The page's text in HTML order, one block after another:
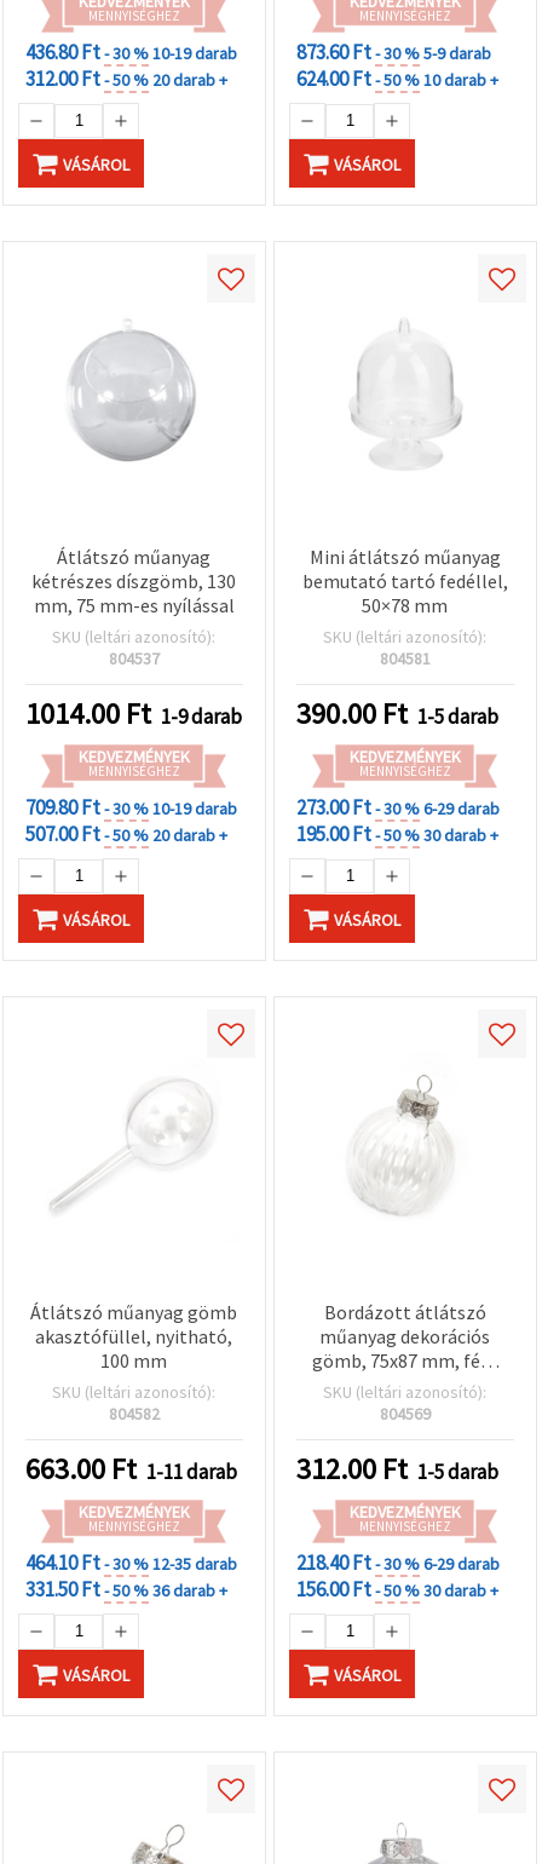
MENNYISÉGHEZ
436.80 Ft- 30 %10-19 darab
312.00 Ft- 50 % 20 darab +
VÁSÁROL
MENNYISÉGHEZ
873.60 Ft- 30 %5-9 darab
624.00 Ft- 50 %10 darab +
VÁSÁROL
Átlátszó műanyag
kétrészes díszgömb, 130
mm, 75 mm-es nyílással
SKU (leltári azonosító):
804537
1014.00 Ft 1-9 darab
KEDVEZMÉNYEK
MENNYISÉGHEZ
709.80 Ft- 30 %10-19 darab
507.00 Ft- 50 % 20 darab +
VÁSÁROL
Mini átlátszó műanyag
bemutató tartó fedéllel,
50×78 mm
SKU (leltári azonosító):
804581
390.00 Ft 1-5 darab
KEDVEZMÉNYEK
MENNYISÉGHEZ
273.00 Ft- 30 %6-29 darab
195.00 Ft- 50 %30 darab +
VÁSÁROL
Átlátszó műanyag gömb
akasztófüllel, nyitható,
100 mm
SKU (leltári azonosító):
804582
663.00 Ft 1-11 darab
KEDVEZMÉNYEK
MENNYISÉGHEZ
464.10 Ft- 30 %12-35 darab
331.50 Ft- 50 %36 darab +
VÁSÁROL
Bordázott átlátszó
műanyag dekorációs
gömb, 75x87 mm, fém
kupakkal és akasztóval
SKU (leltári azonosító):
804569
312.00 Ft 1-5 darab
KEDVEZMÉNYEK
MENNYISÉGHEZ
218.40 Ft- 30 %6-29 darab
156.00 Ft- 50 %30 darab +
VÁSÁROL